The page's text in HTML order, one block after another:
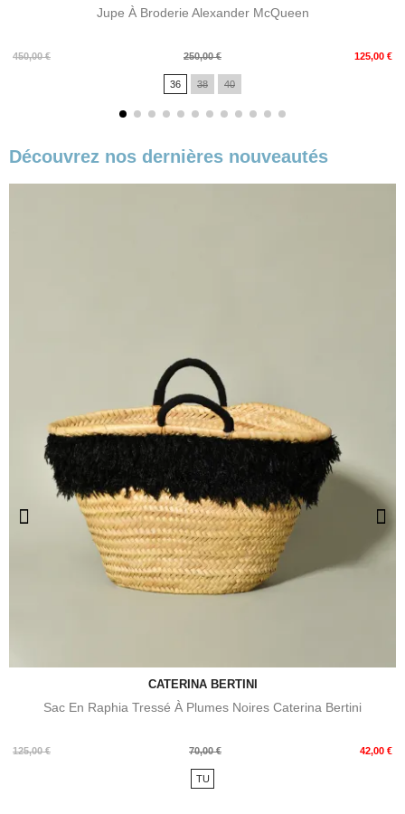
Jupe À Broderie Alexander McQueen
450,00 €
Prix
250,00 € 125,00 €
Prix
36 38 40
Découvrez nos dernières nouveautés
CATERINA BERTINI
Sac En Raphia Tressé À Plumes Noires Caterina Bertini
125,00 €
Prix
70,00 € 42,00 €
Prix
TU